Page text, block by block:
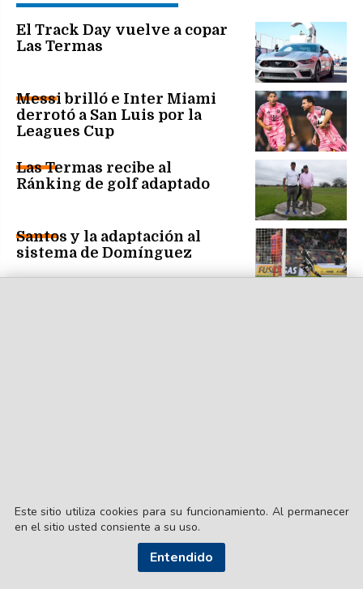
El Track Day vuelve a copar
Las Termas
Messi brilló e Inter Miami
derrotó a San Luis por la
Leagues Cup
Las Termas recibe al
Ránking de golf adaptado
Santos y la adaptación al
sistema de Domínguez
Este sitio utiliza cookies para su funcionamiento. Al permanecer
en el sitio usted consiente a su uso.
Entendido